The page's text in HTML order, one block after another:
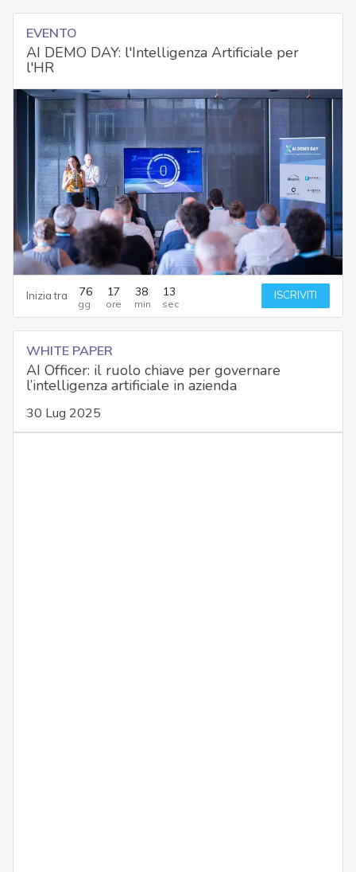
EVENTO
AI DEMO DAY: l'Intelligenza Artificiale per
l'HR
Inizia tra 76 17 38 12 ISCRIVITI
WHITE PAPER
AI Officer: il ruolo chiave per governare
l’intelligenza artificiale in azienda
30 Lug 2025